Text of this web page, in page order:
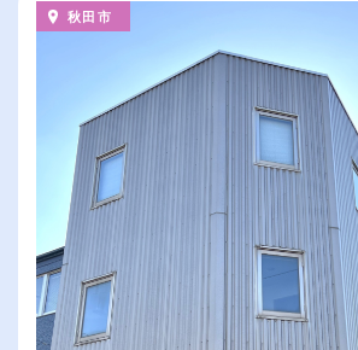
従業員が多い順
秋田市